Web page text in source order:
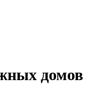
домов